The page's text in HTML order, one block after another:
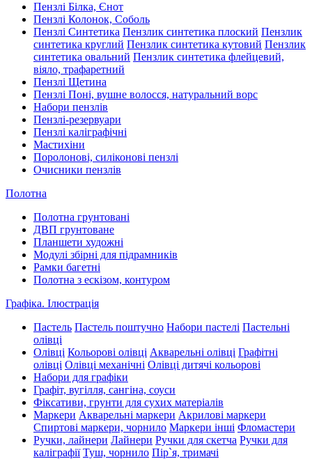
Пензлі Білка, Єнот
Пензлі Колонок, Соболь
Пензлі Синтетика Пензлик синтетика плоский Пензлик
синтетика круглий Пензлик синтетика кутовий Пензлик
синтетика овальний Пензлик синтетика флейцевий,
віяло, трафаретний
Пензлі Щетина
Пензлі Поні, вушне волосся, натуральний ворс
Набори пензлів
Пензлі-резервуари
Пензлі каліграфічні
Мастихіни
Поролонові, силіконові пензлі
Очисники пензлів
Полотна
Полотна грунтовані
ДВП грунтоване
Планшети художні
Модулі збірні для підрамників
Рамки багетні
Полотна з ескізом, контуром
Графіка. Ілюстрація
Пастель Пастель поштучно Набори пастелі Пастельні
олівці
Олівці Кольорові олівці Акварельні олівці Графітні
олівці Олівці механічні Олівці дитячі кольорові
Набори для графіки
Графіт, вугілля, сангіна, соуси
Фіксативи, грунти для сухих матеріалів
Маркери Акварельні маркери Акрилові маркери
Спиртові маркери, чорнило Маркери інші Фломастери
Ручки, лайнери Лайнери Ручки для скетча Ручки для
каліграфії Туш, чорнило Пір`я, тримачі